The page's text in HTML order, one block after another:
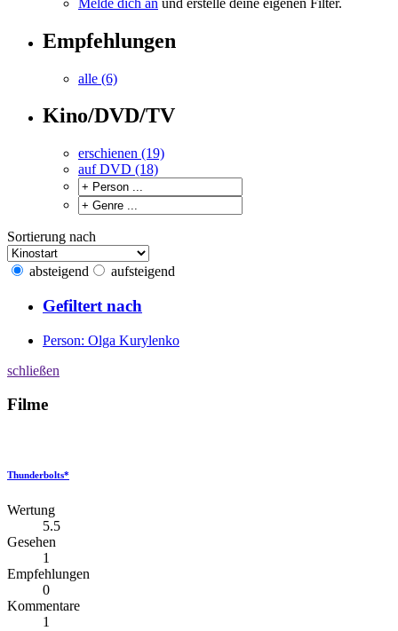
Empfehlungen
alle (6)
Kino/DVD/TV
erschienen (19)
auf DVD (18)
Sortierung nach
absteigend aufsteigend
Gefiltert nach
Person: Olga Kurylenko
schließen
Filme
Thunderbolts*
Wertung
5.5
Gesehen
1
Empfehlungen
0
Kommentare
1